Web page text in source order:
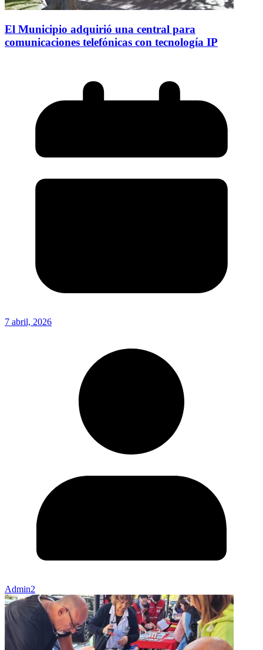
El Municipio adquirió una central para
comunicaciones telefónicas con tecnología IP
7 abril, 2026
Admin2